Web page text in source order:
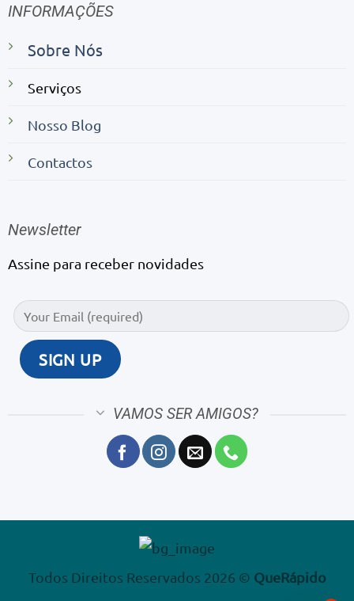
INFORMAÇÕES
Sobre Nós
Serviços
Nosso Blog
Contactos
Newsletter
Assine para receber novidades
VAMOS SER AMIGOS?
Todos Direitos Reservados 2026 © QueRápido